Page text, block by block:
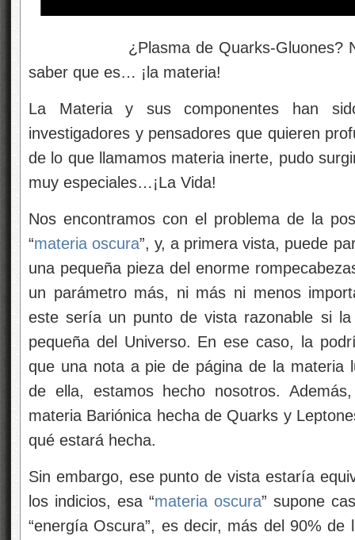
¿Plasma de Quarks-Gluones? No
saber que es… ¡la materia!
La Materia y sus componentes han
investigadores y pensadores que quieren
de lo que llamamos materia inerte, pudo
muy especiales…¡La Vida!
Nos encontramos con el problema de la
“materia oscura”, y, a primera vista, puede
una pequeña pieza del enorme
un parámetro más, ni más ni menos
este sería un punto de vista razonable si
pequeña del Universo. En ese caso, la
que una nota a pie de página de la materia
de ella, estamos hecho nosotros.
materia Bariónica hecha de Quarks y
qué estará hecha.
Sin embargo, ese punto de vista estaría
los indicios, esa “materia oscura” supone
“energía Oscura”, es decir, más del 90%